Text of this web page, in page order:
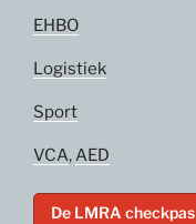
EHBO
Logistiek
Sport
VCA,AED
De LMRA checkpas